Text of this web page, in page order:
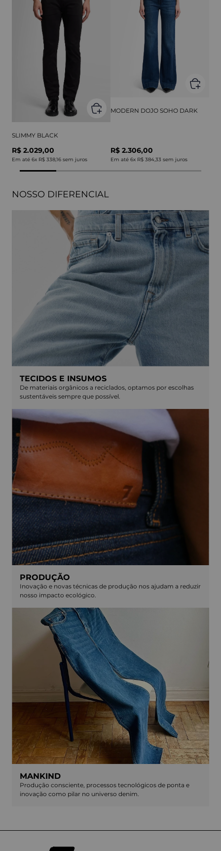
SLIMMY BLACK
R$ 2.029,00
Em até 6x R$ 338,16 sem juros
MODERN DOJO SOHO DARK
R$ 2.306,00
Em até 6x R$ 384,33 sem juros
NOSSO DIFERENCIAL
TECIDOS E INSUMOS
De materiais orgânicos a reciclados, optamos por escolhas
sustentáveis sempre que possível.
PRODUÇÃO
Inovação e novas técnicas de produção nos ajudam a reduzir
nosso impacto ecológico.
MANKIND
Produção consciente, processos tecnológicos de ponta e
inovação como pilar no universo denim.